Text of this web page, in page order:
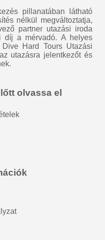
pillanatában látható
nélkül megváltoztatja,
partner utazási iroda
díj a mérvadó. A helyes
Hard Tours Utazási
utazásra jelentkezőt és
olvassa el